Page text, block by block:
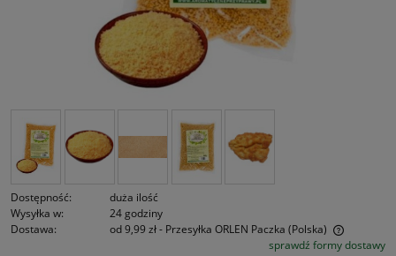
Dostępność:
duża ilość
Wysyłka w:
24 godziny
Dostawa:
od 9,99 zł- Przesyłka ORLEN Paczka (Polska)
Cena nie zawiera ewentualnych kosztów płatnościsprawdź formy dostawy